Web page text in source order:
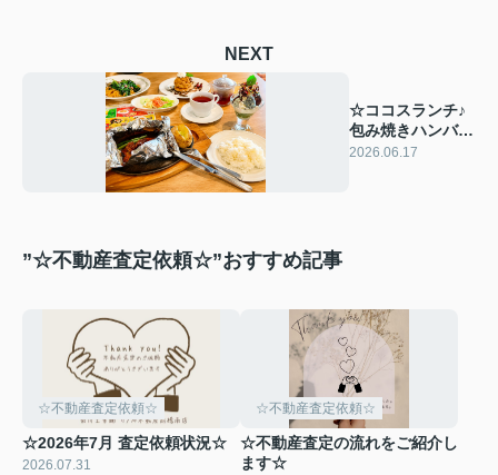
NEXT
☆ココスランチ♪
包み焼きハンバー
グとチョコミン党
2026.06.17
”☆不動産査定依頼☆”おすすめ記事
☆不動産査定依頼☆
☆2026年7月 査定依頼状況☆
2026.07.31
☆不動産査定依頼☆
☆不動産査定の流れをご紹介し
ます☆